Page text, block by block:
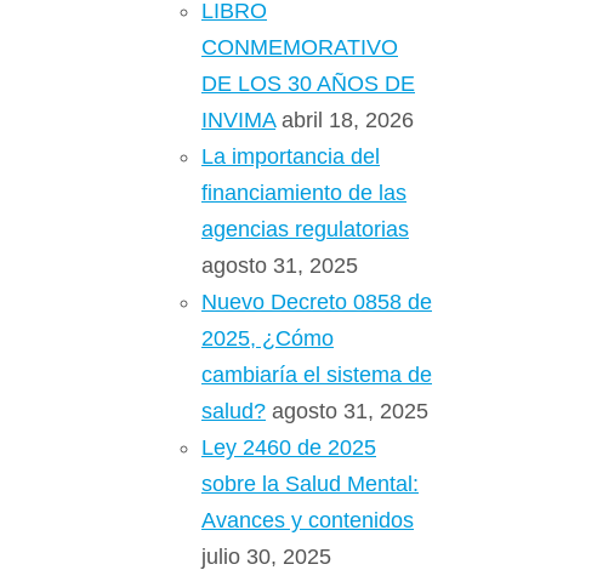
LIBRO
CONMEMORATIVO
DE LOS 30 AÑOS DE
INVIMA abril 18, 2026
La importancia del
financiamiento de las
agencias regulatorias
agosto 31, 2025
Nuevo Decreto 0858 de
2025, ¿Cómo
cambiaría el sistema de
salud? agosto 31, 2025
Ley 2460 de 2025
sobre la Salud Mental:
Avances y contenidos
julio 30, 2025